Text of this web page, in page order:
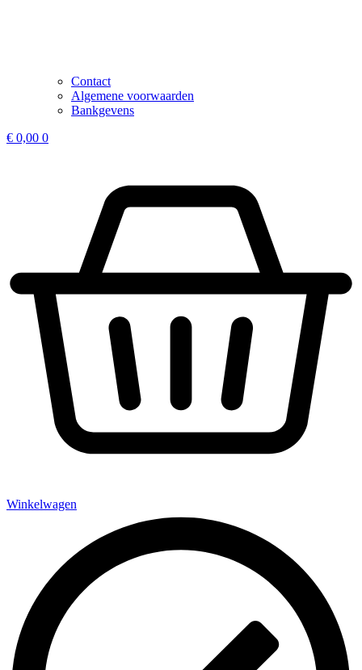
Contact
Algemene voorwaarden
Bankgevens
€ 0,00 0
Winkelwagen